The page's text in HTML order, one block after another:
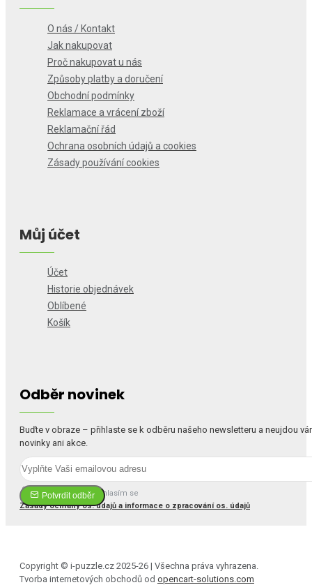
O nás / Kontakt
Jak nakupovat
Proč nakupovat u nás
Způsoby platby a doručení
Obchodní podmínky
Reklamace a vrácení zboží
Reklamační řád
Ochrana osobních údajů a cookies
Zásady používání cookies
Můj účet
Účet
Historie objednávek
Oblíbené
Košík
Odběr novinek
Buďte v obraze – přihlaste se k odběru našeho newsletteru a neujdou
novinky ani akce.
Potvrdit odběr
Četl(a) jsem a souhlasím se
Zásady ochrany os. údajů a informace o zpracování os. údajů
Copyright © i-puzzle.cz 2025-26 | Všechna práva vyhrazena.
Tvorba internetových obchodů od opencart-solutions.com